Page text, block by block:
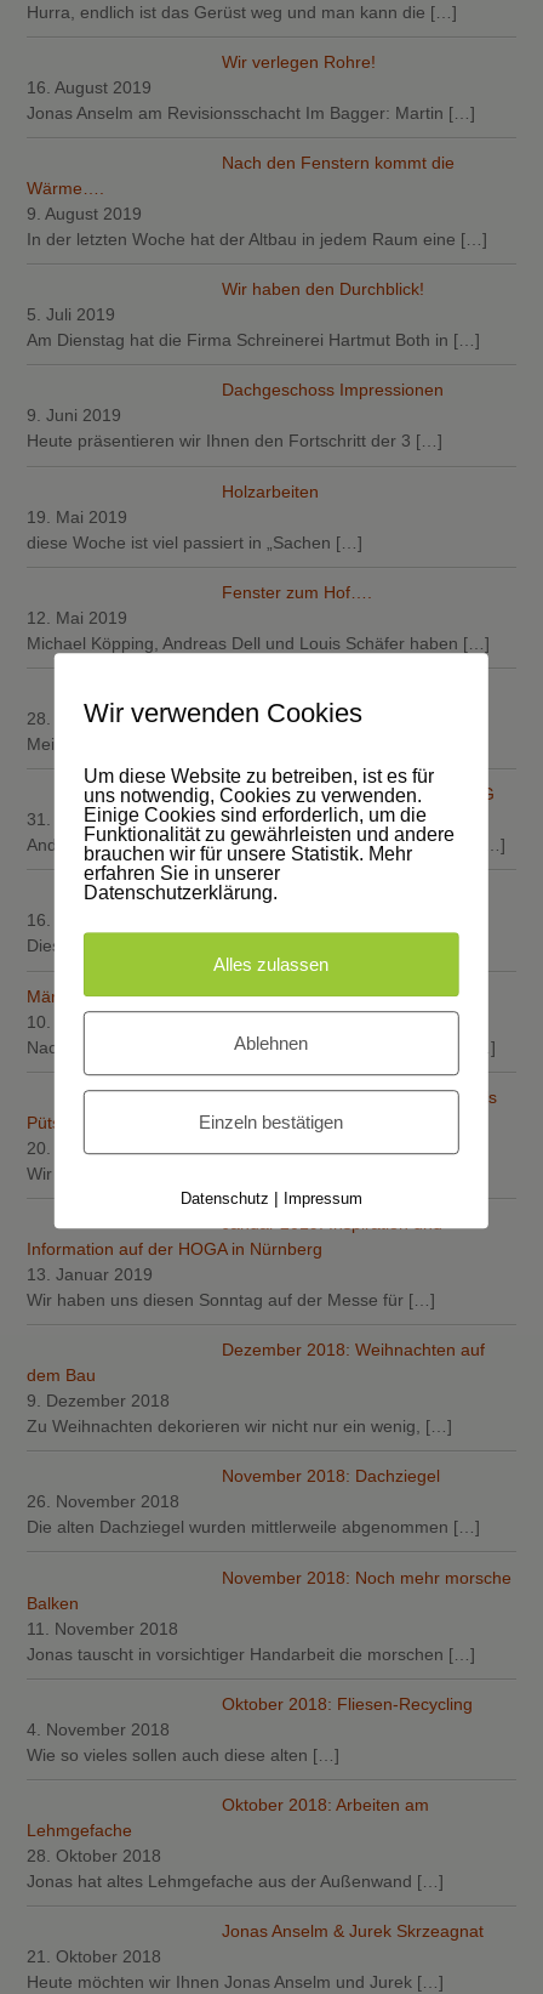
Hurra, endlich ist das Gerüst weg und man kann die […]
Wir verlegen Rohre!
16. August 2019
Jonas Anselm am Revisionsschacht Im Bagger: Martin […]
Nach den Fenstern kommt die
Wärme….
9. August 2019
In der letzten Woche hat der Altbau in jedem Raum eine […]
Wir haben den Durchblick!
5. Juli 2019
Am Dienstag hat die Firma Schreinerei Hartmut Both in […]
Dachgeschoss Impressionen
9. Juni 2019
Heute präsentieren wir Ihnen den Fortschritt der 3 […]
Holzarbeiten
19. Mai 2019
diese Woche ist viel passiert in „Sachen […]
Fenster zum Hof….
12. Mai 2019
Michael Köpping, Andreas Dell und Louis Schäfer haben […]
28. April 2019
Meik Böttcher und Holger Schmidt von der Firma
Dachdeckermeister Willy A. Löw AG
31. März 2019
Andre Dell, Michael Köpping und Fabian Weishaar decken
[…]
März 2018: Elektrifizierung
16. März 2019
Diese Woche haben die Elektriker der Firma Electric
März 2019: Arbeiten am Dach
10. März 2019
Nach einem schwierigen Manöver durch das enge Hoftor
[…]
Roland Schönfeld, Kifa Paryani, Nils
Pütsch und Max Becker
20. Januar 2019
Wir möchten Ihnen heute die Zimmermänner der Firma
Information auf der HOGA in Nürnberg
13. Januar 2019
Wir haben uns diesen Sonntag auf der Messe für […]
Dezember 2018: Weihnachten auf
dem Bau
9. Dezember 2018
Zu Weihnachten dekorieren wir nicht nur ein wenig, […]
November 2018: Dachziegel
26. November 2018
Die alten Dachziegel wurden mittlerweile abgenommen […]
November 2018: Noch mehr morsche
Balken
11. November 2018
Jonas tauscht in vorsichtiger Handarbeit die morschen […]
Oktober 2018: Fliesen-Recycling
4. November 2018
Wie so vieles sollen auch diese alten […]
Oktober 2018: Arbeiten am
Lehmgefache
28. Oktober 2018
Jonas hat altes Lehmgefache aus der Außenwand […]
Jonas Anselm & Jurek Skrzeagnat
21. Oktober 2018
Heute möchten wir Ihnen Jonas Anselm und Jurek […]
Wir verwenden Cookies
Um diese Website zu betreiben, ist es für
uns notwendig, Cookies zu verwenden.
Einige Cookies sind erforderlich, um die
Funktionalität zu gewährleisten und andere
brauchen wir für unsere Statistik. Mehr
erfahren Sie in unserer
Datenschutzerklärung.
Alles zulassen
Ablehnen
Einzeln bestätigen
Datenschutz | Impressum